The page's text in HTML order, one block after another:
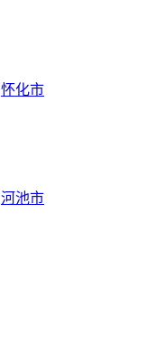
怀化市
河池市